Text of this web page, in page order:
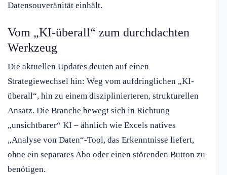
Datensouveränität einhält.
Vom „KI-überall“ zum durchdachten
Werkzeug
Die aktuellen Updates deuten auf einen
Strategiewechsel hin: Weg vom aufdringlichen „KI-
überall“, hin zu einem disziplinierteren, strukturellen
Ansatz. Die Branche bewegt sich in Richtung
„unsichtbarer“ KI – ähnlich wie Excels natives
„Analyse von Daten“-Tool, das Erkenntnisse liefert,
ohne ein separates Abo oder einen störenden Button zu
benötigen.